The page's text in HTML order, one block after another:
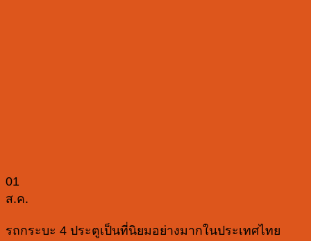
01
ส.ค.
รถกระบะ 4 ประตูเป็นที่นิยมอย่างมากในประเทศไทย